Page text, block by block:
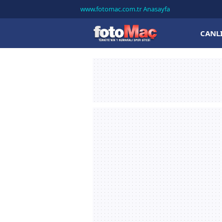
www.fotomac.com.tr Anasayfa